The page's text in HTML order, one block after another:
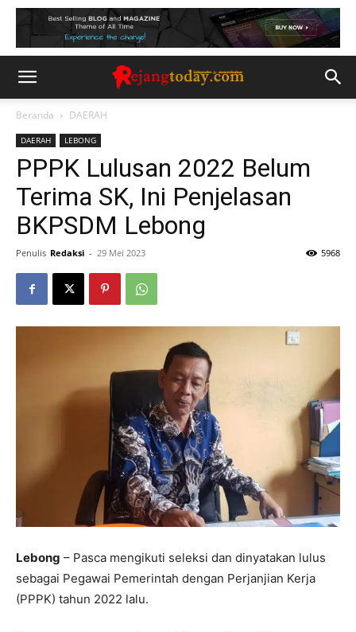
Beranda DAERAH
DAERAH LEBONG
PPPK Lulusan 2022 Belum
Terima SK, Ini Penjelasan
BKPSDM Lebong
Penulis Redaksi - 29 Mei 2023 5968
Lebong – Pasca mengikuti seleksi dan dinyatakan lulus
sebagai Pegawai Pemerintah dengan Perjanjian Kerja
(PPPK) tahun 2022 lalu.